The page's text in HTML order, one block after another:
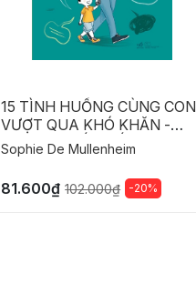
15 TÌNH HUỐNG CÙNG CON
VƯỢT QUA KHÓ KHĂN -
NHỮNG THẮC MẮC TRONG
CUỘC SỐNG THƯỜNG
NHẬT
Sophie De Mullenheim
81.600₫ 102.000₫ -20%